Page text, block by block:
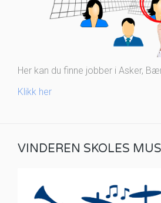
Her kan du finne jobber i Asker,
Klikk her
VINDEREN SKOLES